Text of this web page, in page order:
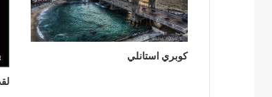
كوبري استانلي